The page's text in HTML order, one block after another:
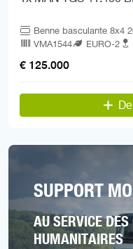
Benne basculante 8x4
VMA1544
EURO-2
€ 125.000
SUPPORT
AU SERVICE
HUMANITAIRES